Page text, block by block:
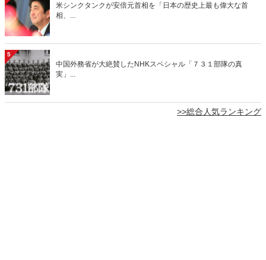
米シンクタンクが安倍元首相を「日本の歴史上最も偉大な首
相、...
5
中国外務省が大絶賛したNHKスペシャル「７３１部隊の真
実」...
>>総合人気ランキング